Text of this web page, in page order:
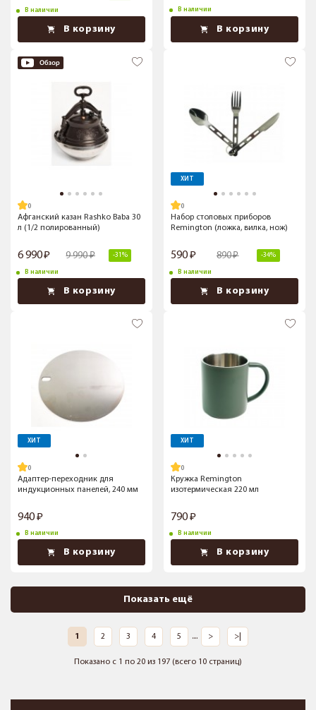
В наличии
В корзину
В наличии
В корзину
Афганский казан Rashko Baba 30
л (1/2 полированный)
6 990 9 990 -31%
В наличии
В корзину
ХИТ
Набор столовых приборов
Remington (ложка, вилка, нож)
590 890 -34%
В наличии
В корзину
ХИТ
Адаптер-переходник для
индукционных панелей, 240 мм
940
В наличии
В корзину
ХИТ
Кружка Remington
изотермическая 220 мл
790
В наличии
В корзину
Показать ещё
1 2 3 4 5 .... > >|
Показано с 1 по 20 из 197 (всего 10 страниц)